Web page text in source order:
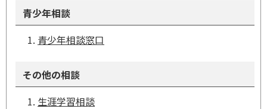
青少年相談
青少年相談窓口
その他の相談
生涯学習相談